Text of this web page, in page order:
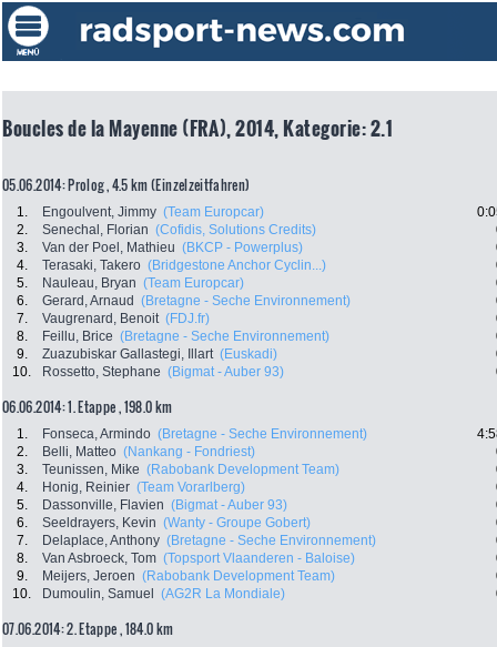
Boucles de la Mayenne (FRA), 2014, Kategorie: 2.1
05.06.2014: Prolog , 4.5 km (Einzelzeitfahren)
1. Engoulvent, Jimmy (Team Europcar)
2.
Senechal, Florian (Cofidis, Solutions Credits)
3.
Van der Poel, Mathieu (BKCP - Powerplus)
4.
Terasaki, Takero (Bridgestone Anchor Cyclin...)
5.
Nauleau, Bryan (Team Europcar)
6.
Gerard, Arnaud (Bretagne - Seche Environnement)
7.
Vaugrenard, Benoit (FDJ.fr)
8.
Feillu, Brice (Bretagne - Seche Environnement)
9.
Zuazubiskar Gallastegi, Illart (Euskadi)
10.
Rossetto, Stephane (Bigmat - Auber 93)
06.06.2014: 1. Etappe , 198.0 km
1. Fonseca, Armindo (Bretagne - Seche Environnement)
2.
Belli, Matteo (Nankang - Fondriest)
3.
Teunissen, Mike (Rabobank Development Team)
4.
Honig, Reinier (Team Vorarlberg)
5.
Dassonville, Flavien (Bigmat - Auber 93)
6.
Seeldrayers, Kevin (Wanty - Groupe Gobert)
7.
Delaplace, Anthony (Bretagne - Seche Environnement)
8.
Van Asbroeck, Tom (Topsport Vlaanderen - Baloise)
9.
Meijers, Jeroen (Rabobank Development Team)
10.
Dumoulin, Samuel (AG2R La Mondiale)
07.06.2014: 2. Etappe , 184.0 km